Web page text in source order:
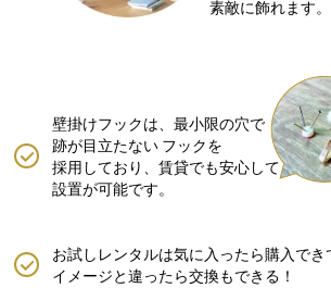
素敵に飾れます。
壁掛けフックは、最小限の穴で
跡が目立たない フックを
採用しており、賃貸でも安心して
設置が可能です。
お試しレンタルは気に入ったら購入でき
イメージと違ったら交換もできる！